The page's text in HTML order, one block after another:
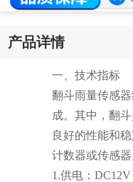
产品详情
一、技术指标
翻斗雨量传感
成。其中，翻
良好的性能和
计数器或传感器
1.供电：DC12V